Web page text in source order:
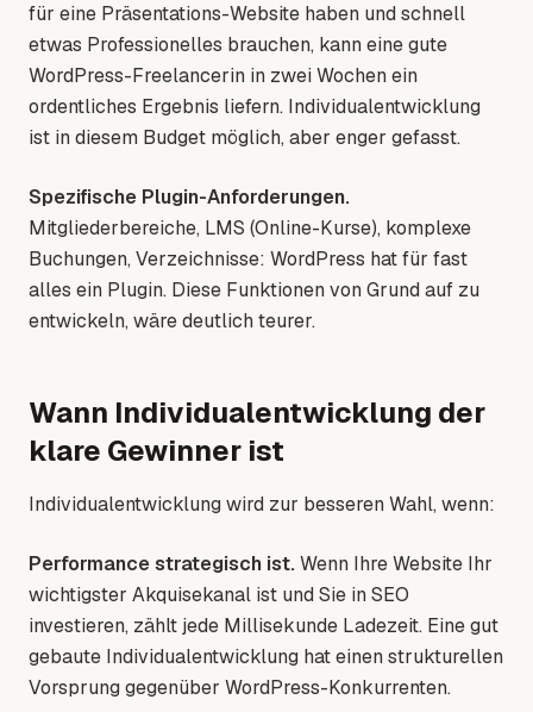
für eine Präsentations-Website haben und schnell
etwas Professionelles brauchen, kann eine gute
WordPress-Freelancerin in zwei Wochen ein
ordentliches Ergebnis liefern. Individualentwicklung
ist in diesem Budget möglich, aber enger gefasst.
Spezifische Plugin-Anforderungen.
Mitgliederbereiche, LMS (Online-Kurse), komplexe
Buchungen, Verzeichnisse: WordPress hat für fast
alles ein Plugin. Diese Funktionen von Grund auf zu
entwickeln, wäre deutlich teurer.
Wann Individualentwicklung der
klare Gewinner ist
Individualentwicklung wird zur besseren Wahl, wenn:
Performance strategisch ist.Wenn Ihre Website Ihr
wichtigster Akquisekanal ist und Sie in SEO
investieren, zählt jede Millisekunde Ladezeit. Eine gut
gebaute Individualentwicklung hat einen strukturellen
Vorsprung gegenüber WordPress-Konkurrenten.